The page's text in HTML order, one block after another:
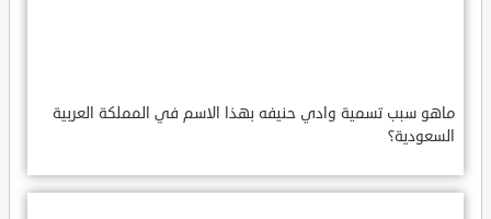
ماهو سبب تسمية وادي حنيفه بهذا الاسم في المملكة العربية
السعودية؟